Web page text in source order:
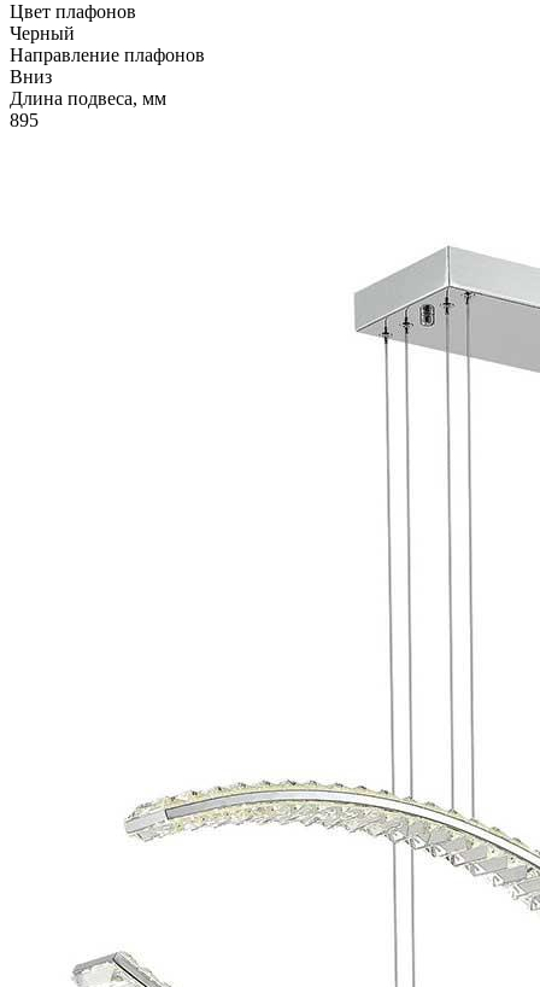
Цвет плафонов
Черный
Направление плафонов
Вниз
Длина подвеса, мм
895